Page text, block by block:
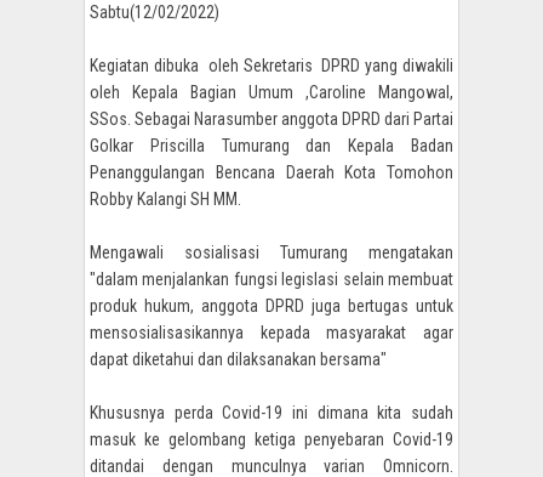
Sabtu(12/02/2022)
Kegiatan dibuka oleh Sekretaris DPRD yang diwakili
oleh Kepala Bagian Umum ,Caroline Mangowal,
SSos. Sebagai Narasumber anggota DPRD dari Partai
Golkar Priscilla Tumurang dan Kepala Badan
Penanggulangan Bencana Daerah Kota Tomohon
Robby Kalangi SH MM.
Mengawali sosialisasi Tumurang mengatakan
"dalam menjalankan fungsi legislasi selain membuat
produk hukum, anggota DPRD juga bertugas untuk
mensosialisasikannya kepada masyarakat agar
dapat diketahui dan dilaksanakan bersama"
Khususnya perda Covid-19 ini dimana kita sudah
masuk ke gelombang ketiga penyebaran Covid-19
ditandai dengan munculnya varian Omnicorn.